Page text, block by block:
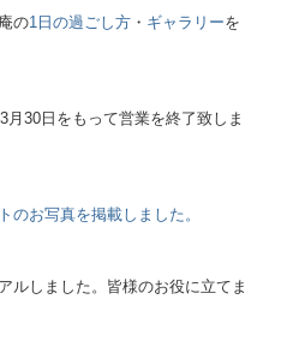
の1日の過ごし方 ・ ギャラリーを
月30日をもって営業を終了致しま
お写真を掲載しました。
ルしました。皆様のお役に立てま